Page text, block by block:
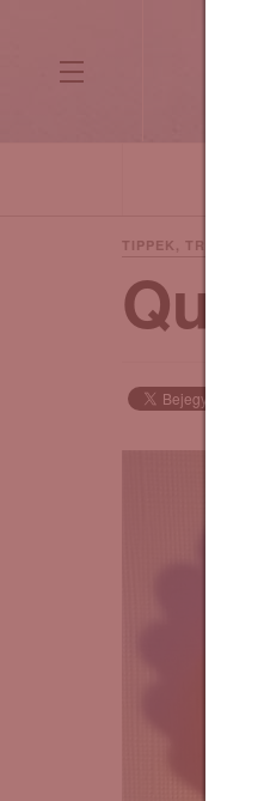
TIPPEK, TRÜKKÖK